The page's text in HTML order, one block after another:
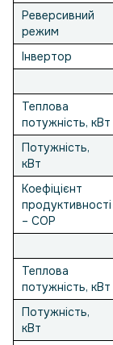
Реверсивний
режим
Інвертор
Теплова
потужність, кВт
Потужність,
кВт
Коефіцієнт
продуктивності
– COP
Теплова
потужність, кВт
Потужність,
кВт